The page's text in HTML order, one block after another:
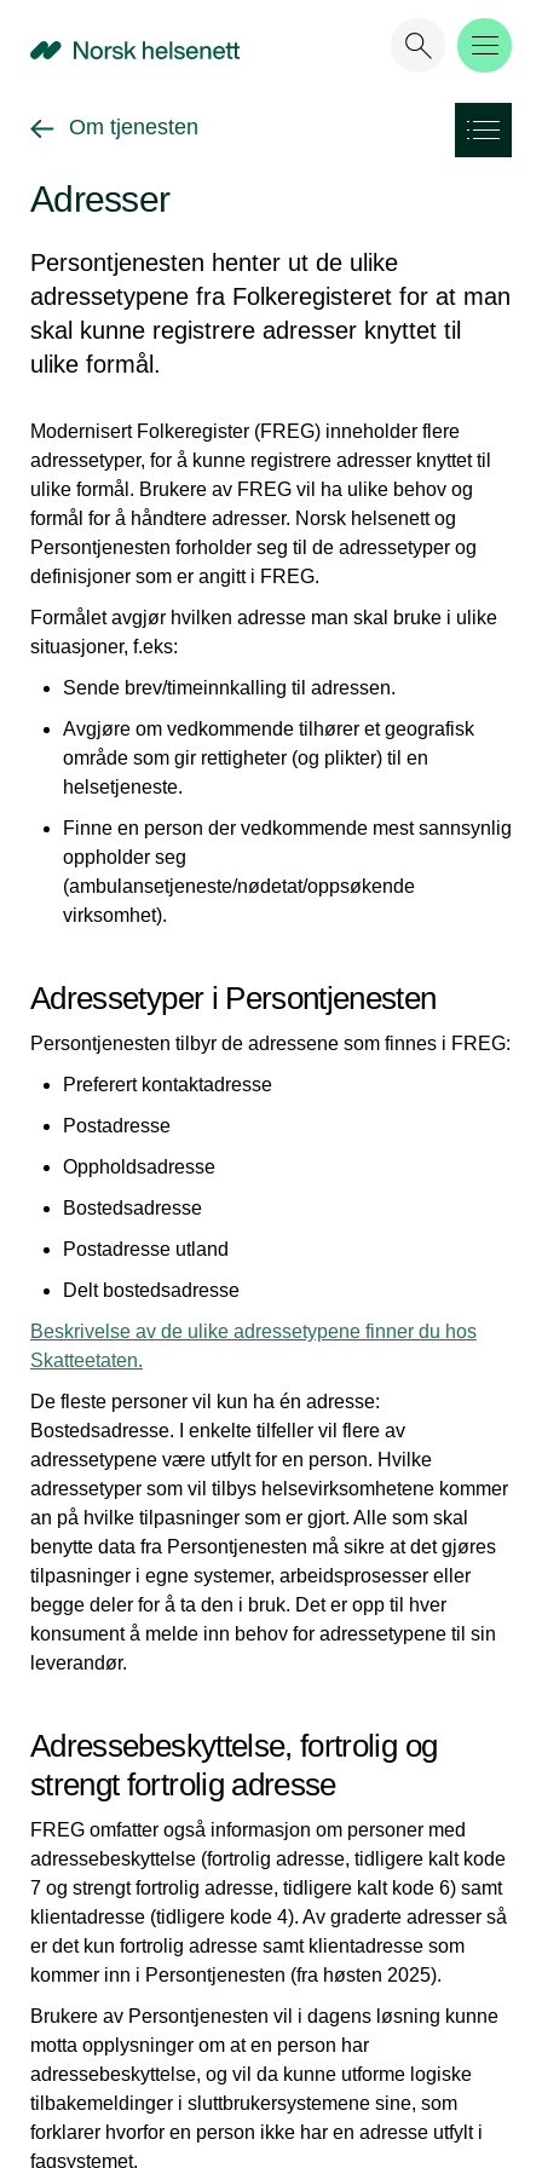
NHN
Gå tilbake til
Om tjenesten
Adresser
Persontjenesten henter ut de ulike
adressetypene fra Folkeregisteret for at man
skal kunne registrere adresser knyttet til
ulike formål.
Modernisert Folkeregister (FREG) inneholder flere
adressetyper, for å kunne registrere adresser knyttet til
ulike formål. Brukere av FREG vil ha ulike behov og
formål for å håndtere adresser. Norsk helsenett og
Persontjenesten forholder seg til de adressetyper og
definisjoner som er angitt i FREG.
Formålet avgjør hvilken adresse man skal bruke i ulike
situasjoner, f.eks:
Sende brev/timeinnkalling til adressen.
Avgjøre om vedkommende tilhører et geografisk
område som gir rettigheter (og plikter) til en
helsetjeneste.
Finne en person der vedkommende mest sannsynlig
oppholder seg
(ambulansetjeneste/nødetat/oppsøkende
virksomhet).
Adressetyper i Persontjenesten
Persontjenesten tilbyr de adressene som finnes i FREG:
Preferert kontaktadresse
Postadresse
Oppholdsadresse
Bostedsadresse
Postadresse utland
Delt bostedsadresse
Beskrivelse av de ulike adressetypene finner du hos
Skatteetaten.
De fleste personer vil kun ha én adresse:
Bostedsadresse. I enkelte tilfeller vil flere av
adressetypene være utfylt for en person. Hvilke
adressetyper som vil tilbys helsevirksomhetene kommer
an på hvilke tilpasninger som er gjort. Alle som skal
benytte data fra Persontjenesten må sikre at det gjøres
tilpasninger i egne systemer, arbeidsprosesser eller
begge deler for å ta den i bruk. Det er opp til hver
konsument å melde inn behov for adressetypene til sin
leverandør.
Adressebeskyttelse, fortrolig og
strengt fortrolig adresse
FREG omfatter også informasjon om personer med
adressebeskyttelse (fortrolig adresse, tidligere kalt kode
7 og strengt fortrolig adresse, tidligere kalt kode 6) samt
klientadresse (tidligere kode 4). Av graderte adresser så
er det kun fortrolig adresse samt klientadresse som
kommer inn i Persontjenesten (fra høsten 2025).
Brukere av Persontjenesten vil i dagens løsning kunne
motta opplysninger om at en person har
adressebeskyttelse, og vil da kunne utforme logiske
tilbakemeldinger i sluttbrukersystemene sine, som
forklarer hvorfor en person ikke har en adresse utfylt i
fagsystemet.